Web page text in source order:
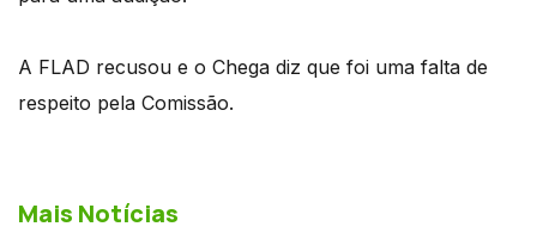
A FLAD recusou e o Chega diz que foi uma falta de
respeito pela Comissão.
Mais Notícias